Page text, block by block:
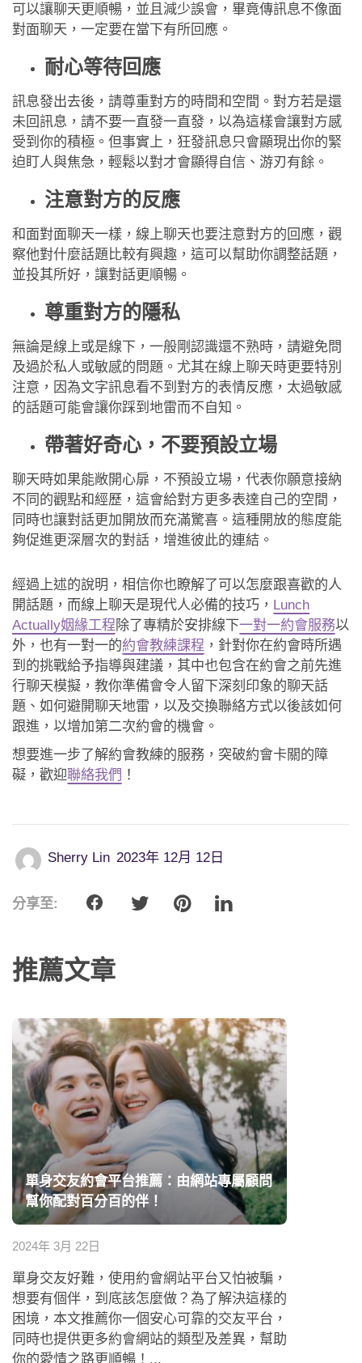
可以讓聊天更順暢，並且減少誤會，畢竟傳訊息不像面
對面聊天，一定要在當下有所回應。
耐心等待回應
訊息發出去後，請尊重對方的時間和空間。對方若是還
未回訊息，請不要一直發一直發，以為這樣會讓對方感
受到你的積極。但事實上，狂發訊息只會顯現出你的緊
迫盯人與焦急，輕鬆以對才會顯得自信、游刃有餘。
注意對方的反應
和面對面聊天一樣，線上聊天也要注意對方的回應，觀
察他對什麼話題比較有興趣，這可以幫助你調整話題，
並投其所好，讓對話更順暢。
尊重對方的隱私
無論是線上或是線下，一般剛認識還不熟時，請避免問
及過於私人或敏感的問題。尤其在線上聊天時更要特別
注意，因為文字訊息看不到對方的表情反應，太過敏感
的話題可能會讓你踩到地雷而不自知。
帶著好奇心，不要預設立場
聊天時如果能敞開心扉，不預設立場，代表你願意接納
不同的觀點和經歷，這會給對方更多表達自己的空間，
同時也讓對話更加開放而充滿驚喜。這種開放的態度能
夠促進更深層次的對話，增進彼此的連結。
經過上述的說明，相信你也瞭解了可以怎麼跟喜歡的人
開話題，而線上聊天是現代人必備的技巧， Lunch
Actually姻緣工程 除了專精於安排線下一對一約會服務以
外，也有一對一的約會教練課程 ，針對你在約會時所遇
到的挑戰給予指導與建議，其中也包含在約會之前先進
行聊天模擬，教你準備會令人留下深刻印象的聊天話
題、如何避開聊天地雷，以及交換聯絡方式以後該如何
跟進，以增加第二次約會的機會。
想要進一步了解約會教練的服務，突破約會卡關的障
礙，歡迎聯絡我們 ！
Sherry Lin 2023年 12月 12日
分享至:
推薦文章
單身交友約會平台推薦：由網站專屬顧問
幫你配對百分百的伴！
2024年 3月 22日
單身交友好難，使用約會網站平台又怕被騙，
想要有個伴，到底該怎麼做？為了解決這樣的
困境，本文推薦你一個安心可靠的交友平台，
同時也提供更多約會網站的類型及差異，幫助
你的愛情之路更順暢！...